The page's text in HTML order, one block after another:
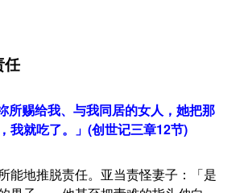
任
所赐给我、与我同居的女人，她把那
我就吃了。」(创世记三章12节)
能地推脱责任。亚当责怪妻子：「是